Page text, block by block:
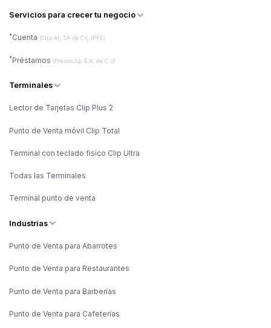
Terminales
Lector de Tarjetas Clip Plus 2
Punto de Venta móvil Clip Total
Terminal con teclado físico Clip Ultra
Todas las Terminales
Terminal punto de venta
Industrias
Punto de Venta para Abarrotes
Punto de Venta para Restaurantes
Punto de Venta para Barberías
Punto de Venta para Cafeterías
Servicios para crecer tu negocio
*Cuenta (Clip AI, SA de CV, IPFE)
*Préstamos (Prestaclip S.A. de C.V)